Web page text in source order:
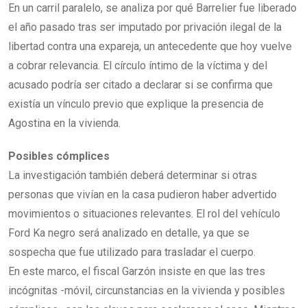
En un carril paralelo, se analiza por qué Barrelier fue liberado
el año pasado tras ser imputado por privación ilegal de la
libertad contra una expareja, un antecedente que hoy vuelve
a cobrar relevancia. El círculo íntimo de la víctima y del
acusado podría ser citado a declarar si se confirma que
existía un vínculo previo que explique la presencia de
Agostina en la vivienda.
Posibles cómplices
La investigación también deberá determinar si otras
personas que vivían en la casa pudieron haber advertido
movimientos o situaciones relevantes. El rol del vehículo
Ford Ka negro será analizado en detalle, ya que se
sospecha que fue utilizado para trasladar el cuerpo.
En este marco, el fiscal Garzón insiste en que las tres
incógnitas -móvil, circunstancias en la vivienda y posibles